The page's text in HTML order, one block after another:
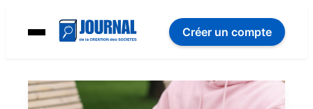
Créer un compte